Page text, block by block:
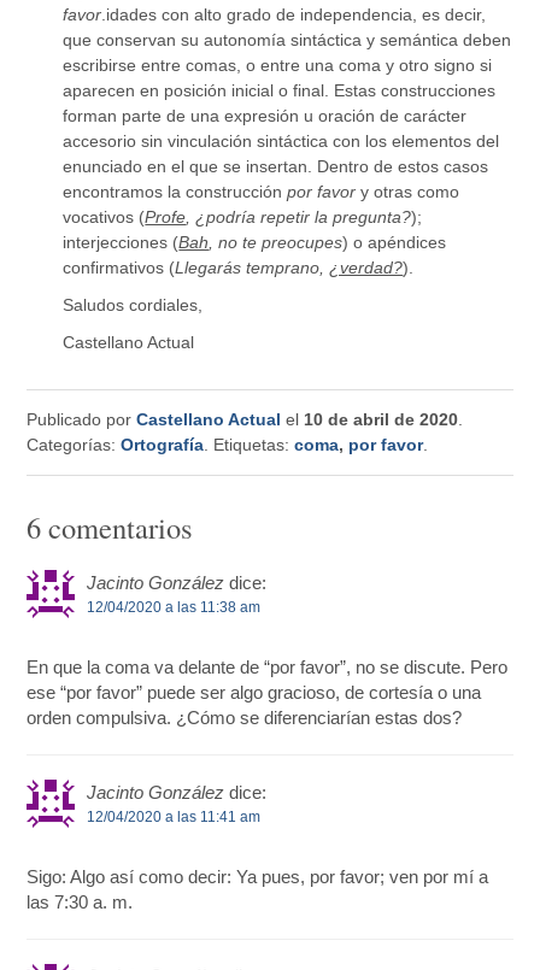
favor .idades con alto grado de independencia, es decir,
que conservan su autonomía sintáctica y semántica deben
escribirse entre comas, o entre una coma y otro signo si
aparecen en posición inicial o final. Estas construcciones
forman parte de una expresión u oración de carácter
accesorio sin vinculación sintáctica con los elementos del
enunciado en el que se insertan. Dentro de estos casos
encontramos la construcciónpor favor y otras como
vocativos (Profe , ¿podría repetir la pregunta?);
interjecciones (Bah , no te preocupes) o apéndices
confirmativos (Llegarás temprano, ¿verdad?).
Saludos cordiales,
Castellano Actual
Publicado porCastellano Actual el 10 de abril de 2020
Categorías:Ortografía . Etiquetas:coma, por favor.
6 comentarios
Jacinto González dice:
12/04/2020 a las 11:38 am
En que la coma va delante de “por favor”, no se discute. Pero
ese “por favor” puede ser algo gracioso, de cortesía o una
orden compulsiva. ¿Cómo se diferenciarían estas dos?
Jacinto González dice:
12/04/2020 a las 11:41 am
Sigo: Algo así como decir: Ya pues, por favor; ven por mí a
las 7:30 a. m.